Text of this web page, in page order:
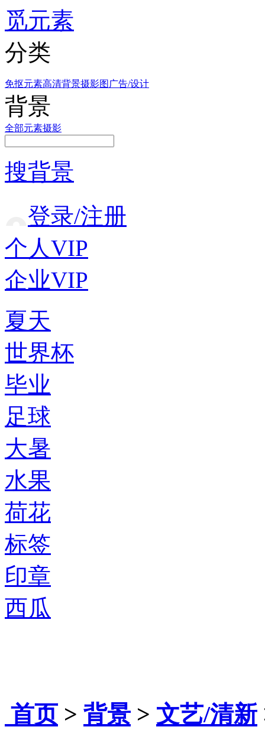
觅元素
分类
免抠元素高清背景摄影图 广告/设计
背景
全部元素摄影
搜背景
登录/注册
个人VIP
企业VIP
夏天
世界杯
毕业
足球
大暑
水果
荷花
标签
印章
西瓜
首页> 背景 > 文艺/清新